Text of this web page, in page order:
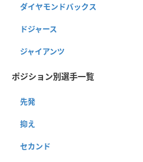
ダイヤモンドバックス
ドジャース
ジャイアンツ
ポジション別選手一覧
先発
抑え
セカンド